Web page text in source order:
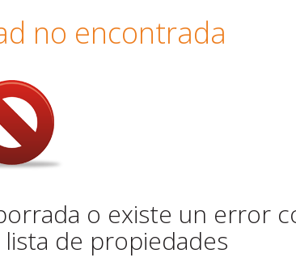
no encontrada
o existe un error
de propiedades